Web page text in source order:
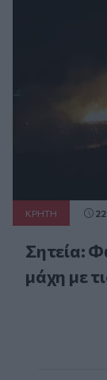
ΚΡΗΤΗ
Σητεία:
μάχη με